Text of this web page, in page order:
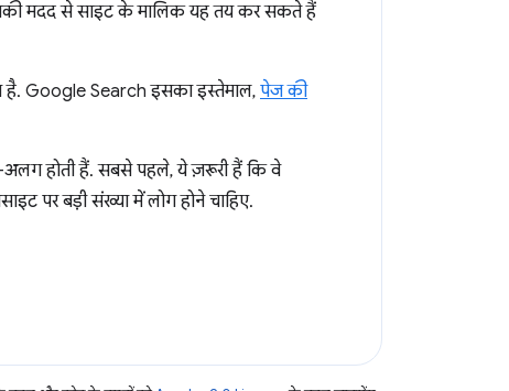
मदद से साइट के मालिक यह तय कर सकते हैं
है. Google Search इसका इस्तेमाल, पेज की
होती हैं. सबसे पहले, ये ज़रूरी हैं कि वे
पर बड़ी संख्या में लोग होने चाहिए.